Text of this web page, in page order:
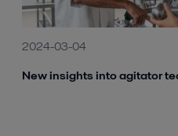
2024-03-04
New insights into agitator